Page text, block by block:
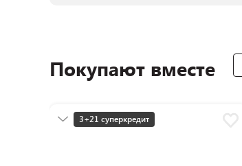
Покупают вместе
3+21 суперкредит